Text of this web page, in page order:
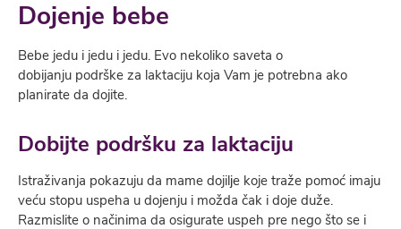
Dojenje bebe
Bebe jedu i jedu i jedu. Evo nekoliko saveta o
dobijanju podrške za laktaciju koja Vam je potrebna ako
planirate da dojite.
Dobijte podršku za laktaciju
Istraživanja pokazuju da mame dojilјe koje traže pomoć imaju
veću stopu uspeha u dojenju i možda čak i doje duže.
Razmislite o načinima da osigurate uspeh pre nego što se i